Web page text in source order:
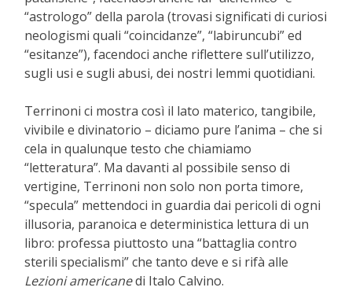
“astrologo” della parola (trovasi significati di curiosi
neologismi quali “coincidanze”, “labiruncubi” ed
“esitanze”), facendoci anche riflettere sull’utilizzo,
sugli usi e sugli abusi, dei nostri lemmi quotidiani.
Terrinoni ci mostra così il lato materico, tangibile,
vivibile e divinatorio – diciamo pure l’anima – che si
cela in qualunque testo che chiamiamo
“letteratura”. Ma davanti al possibile senso di
vertigine, Terrinoni non solo non porta timore,
“specula” mettendoci in guardia dai pericoli di ogni
illusoria, paranoica e deterministica lettura di un
libro: professa piuttosto una “battaglia contro
sterili specialismi” che tanto deve e si rifà alle
Lezioni americanedi Italo Calvino.